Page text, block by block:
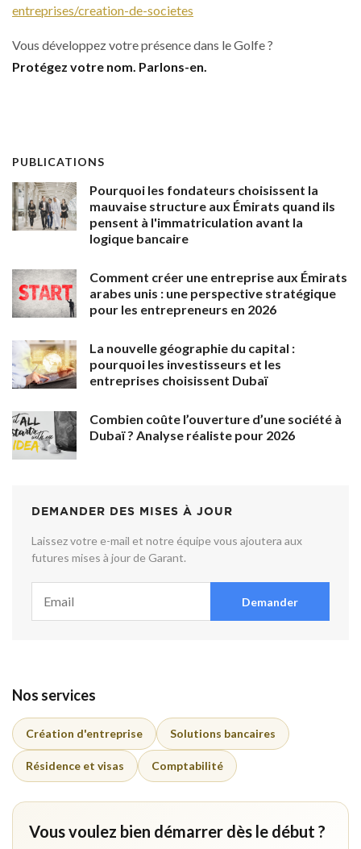
entreprises/creation-de-societes
Vous développez votre présence dans le Golfe ?
Protégez votre nom. Parlons-en.
PUBLICATIONS
Pourquoi les fondateurs choisissent la
mauvaise structure aux Émirats quand ils
pensent à l'immatriculation avant la
logique bancaire
Comment créer une entreprise aux Émirats
arabes unis : une perspective stratégique
pour les entrepreneurs en 2026
La nouvelle géographie du capital :
pourquoi les investisseurs et les
entreprises choisissent Dubaï
Combien coûte l’ouverture d’une société à
Dubaï ? Analyse réaliste pour 2026
DEMANDER DES MISES À JOUR
Laissez votre e-mail et notre équipe vous ajoutera aux
futures mises à jour de Garant.
Demander
Nos services
Création d'entreprise Solutions bancaires
Résidence et visas Comptabilité
Vous voulez bien démarrer dès le début ?